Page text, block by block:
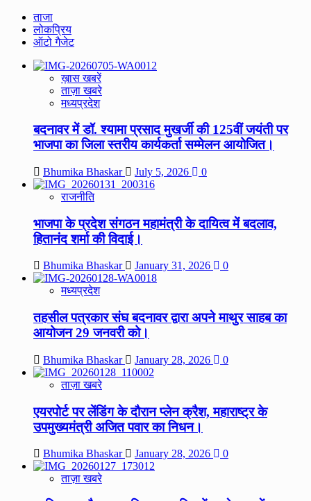
ताजा
लोकप्रिय
ऑटो गैजेट
ख़ास खबरें
ताज़ा खबरे
मध्यप्रदेश
बदनावर में डॉ. श्यामा प्रसाद मुखर्जी की 125वीं जयंती पर
भाजपा का जिला स्तरीय कार्यकर्ता सम्मेलन आयोजित।
Bhumika Bhaskar July 5, 2026 0
राजनीति
भाजपा के प्रदेश संगठन महामंत्री के दायित्व में बदलाव,
हितानंद शर्मा की विदाई।
Bhumika Bhaskar January 31, 2026 0
मध्यप्रदेश
तहसील पत्रकार संघ बदनावर द्वारा अपने माथुर साहब का
आयोजन 29 जनवरी को।
Bhumika Bhaskar January 28, 2026 0
ताज़ा खबरे
एयरपोर्ट पर लेंडिंग के दौरान प्लेन क्रैश, महाराष्ट्र के
उपमुख्यमंत्री अजित पवार का निधन।
Bhumika Bhaskar January 28, 2026 0
ताज़ा खबरे